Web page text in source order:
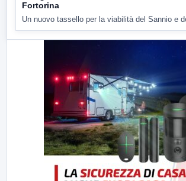
Fortorina
Un nuovo tassello per la viabilità del Sannio e